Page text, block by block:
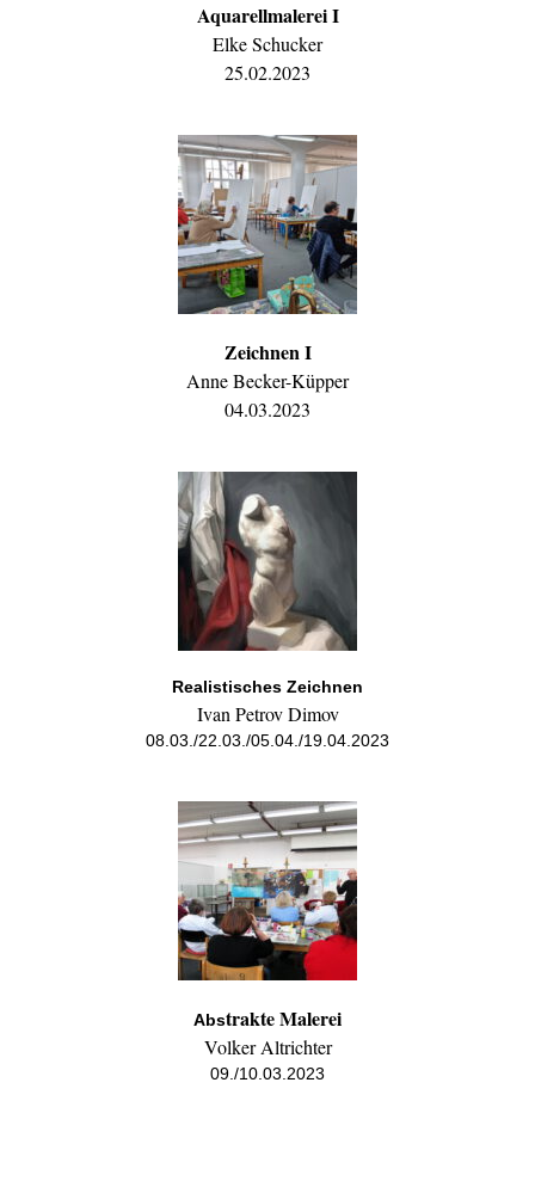
Aquarellmalerei I
Elke Schucker
25.02.2023
Zeichnen I
Anne Becker-Küpper
04.03.2023
Realistisches Zeichnen
Ivan Petrov Dimov
08.03./22.03./05.04./19.04.2023
Abstrakte Malerei
Volker Altrichter
09./10.03.2023